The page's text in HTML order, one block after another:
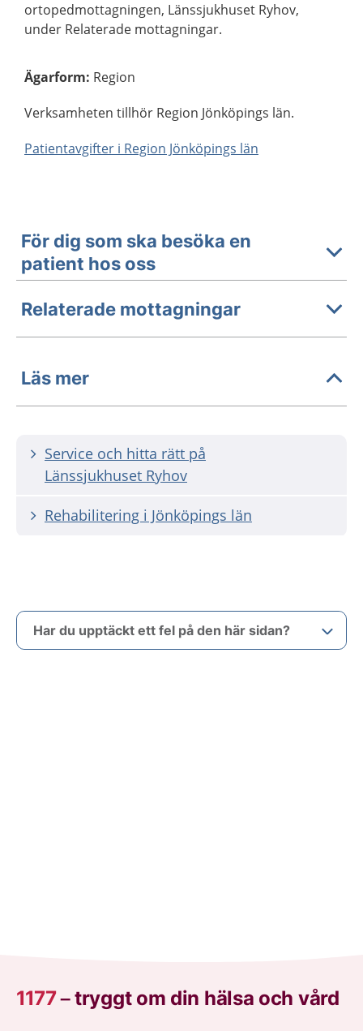
ortopedmottagningen, Länssjukhuset Ryhov,
under Relaterade mottagningar.
Ägarform: Region
Verksamheten tillhör Region Jönköpings län.
Patientavgifter i Region Jönköpings län
För dig som ska besöka en
patient hos oss
Relaterade mottagningar
Läs mer
Service och hitta rätt på
Länssjukhuset Ryhov
Rehabilitering i Jönköpings län
Har du upptäckt ett fel på den här sidan?
1177–tryggt om din hälsa och vård